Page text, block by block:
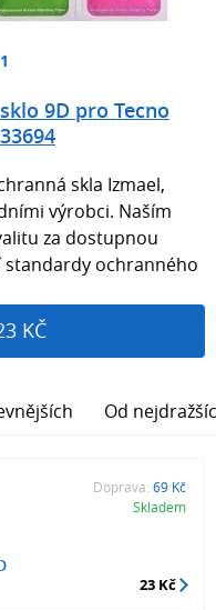
9D pro Tecno
skla Izmael,
výrobci. Naším
za dostupnou
standardy ochranného
KČ
Od
Doprava: 69 Kč
Skladem
23 Kč